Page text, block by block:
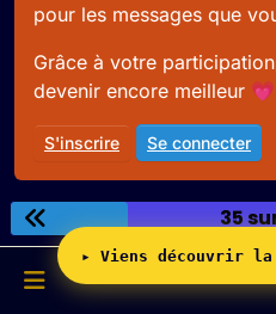
▸ Viens découvrir la
pour les messages que
Grâce à votre
devenir encore meilleur 💗
S'inscrire Se connecter
35